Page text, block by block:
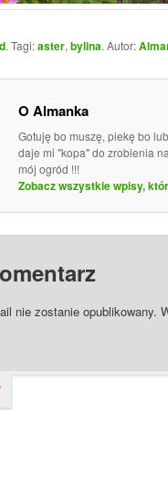
. Tagi:aster,bylina. Autor:
O Almanka
Gotuję bo muszę, piekę bo
daje mi "kopa" do zrobienia
mój ogród !!!
Zobacz wszystkie wpisy,
nie zostanie opublikowany.